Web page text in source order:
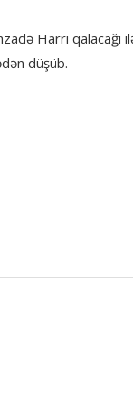
Harri qalacağı
düşüb.